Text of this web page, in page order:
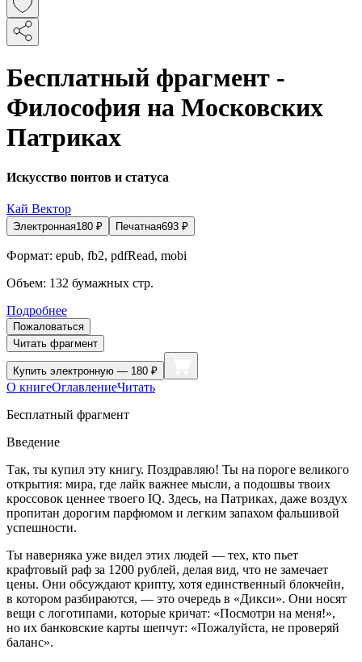
Бесплатный фрагмент -
Философия на Московских
Патриках
Искусство понтов и статуса
Кай Вектор
Электронная180 ₽ Печатная693 ₽
Формат: epub, fb2, pdfRead, mobi
Объем: 132 бумажных стр.
Подробнее
Пожаловаться
Читать фрагмент
Купить электронную — 180 ₽
О книгеОглавлениеЧитать
Бесплатный фрагмент
Введение
Так, ты купил эту книгу. Поздравляю! Ты на пороге великого
открытия: мира, где лайк важнее мысли, а подошвы твоих
кроссовок ценнее твоего IQ. Здесь, на Патриках, даже воздух
пропитан дорогим парфюмом и легким запахом фальшивой
успешности.
Ты наверняка уже видел этих людей — тех, кто пьет
крафтовый раф за 1200 рублей, делая вид, что не замечает
цены. Они обсуждают крипту, хотя единственный блокчейн,
в котором разбираются, — это очередь в «Дикси». Они носят
вещи с логотипами, которые кричат: «Посмотри на меня!»,
но их банковские карты шепчут: «Пожалуйста, не проверяй
баланс».